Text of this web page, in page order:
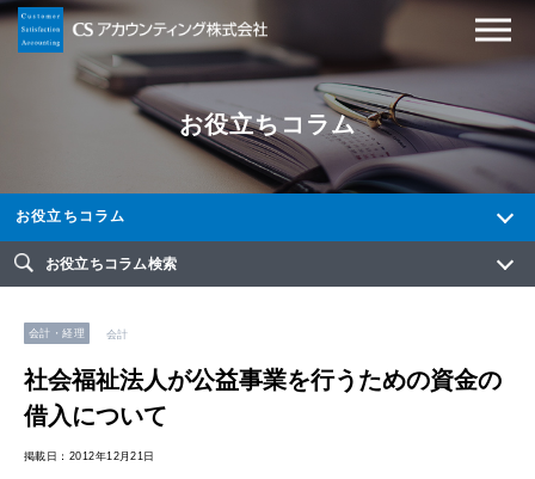
お役立ちコラム
お役立ちコラム
お役立ちコラム検索
会計・経理 会計
社会福祉法人が公益事業を行うための資金の
借入について
掲載日：2012年12月21日